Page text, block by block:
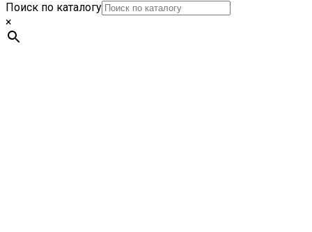
Поиск по каталогу
×